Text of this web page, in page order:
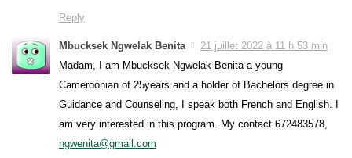
Reply
Mbucksek Ngwelak Benita
21 juillet 2022 à 11 h 53 min
Madam, I am Mbucksek Ngwelak Benita a young
Cameroonian of 25years and a holder of Bachelors degree in
Guidance and Counseling, I speak both French and English. I
am very interested in this program. My contact 672483578,
ngwenita@gmail.com